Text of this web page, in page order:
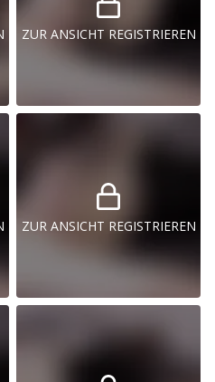
ZUR ANSICHT REGISTRIEREN
ZUR ANSICHT REGISTRIEREN